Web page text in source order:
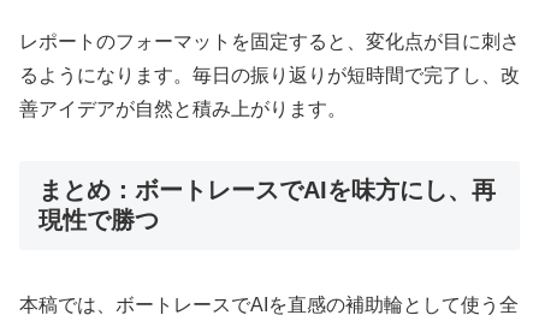
レポートのフォーマットを固定すると、変化点が目に刺さ
るようになります。毎日の振り返りが短時間で完了し、改
善アイデアが自然と積み上がります。
まとめ：ボートレースでAIを味方にし、再
現性で勝つ
本稿では、ボートレースでAIを直感の補助輪として使う全